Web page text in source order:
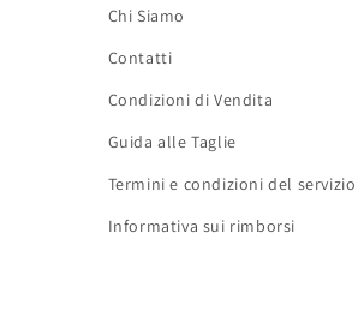
Chi Siamo
Contatti
Condizioni di Vendita
Guida alle Taglie
Termini e condizioni del servizio
Informativa sui rimborsi